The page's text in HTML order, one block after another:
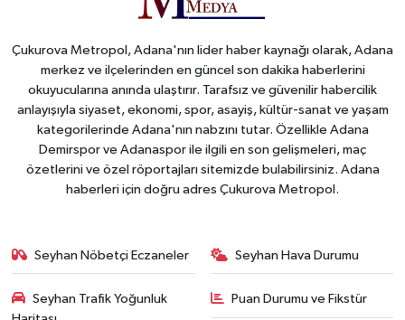
Çukurova Metropol, Adana'nın lider haber kaynağı olarak, Adana
merkez ve ilçelerinden en güncel son dakika haberlerini
okuyucularına anında ulaştırır. Tarafsız ve güvenilir habercilik
anlayışıyla siyaset, ekonomi, spor, asayiş, kültür-sanat ve yaşam
kategorilerinde Adana'nın nabzını tutar. Özellikle Adana
Demirspor ve Adanaspor ile ilgili en son gelişmeleri, maç
özetlerini ve özel röportajları sitemizde bulabilirsiniz. Adana
haberleri için doğru adres Çukurova Metropol.
Seyhan Nöbetçi Eczaneler Seyhan Hava Durumu
Seyhan Trafik Yoğunluk
Puan Durumu ve Fikstür